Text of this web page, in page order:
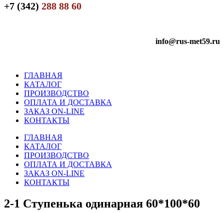
+7 (342) 288 88 60
info@rus-met59.ru
ГЛАВНАЯ
КАТАЛОГ
ПРОИЗВОДСТВО
ОПЛАТА И ДОСТАВКА
ЗАКАЗ ON-LINE
КОНТАКТЫ
ГЛАВНАЯ
КАТАЛОГ
ПРОИЗВОДСТВО
ОПЛАТА И ДОСТАВКА
ЗАКАЗ ON-LINE
КОНТАКТЫ
2-1 Ступенька одинарная 60*100*60